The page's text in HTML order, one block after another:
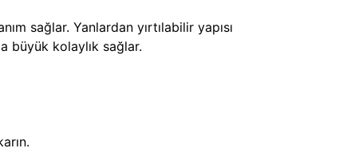
sağlar. Yanlardan yırtılabilir yapısı
büyük kolaylık sağlar.